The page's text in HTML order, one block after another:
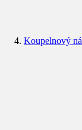
Koupelnový